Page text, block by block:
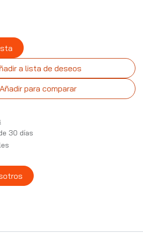
Añadir para comparar
a lista de deseos
30 días